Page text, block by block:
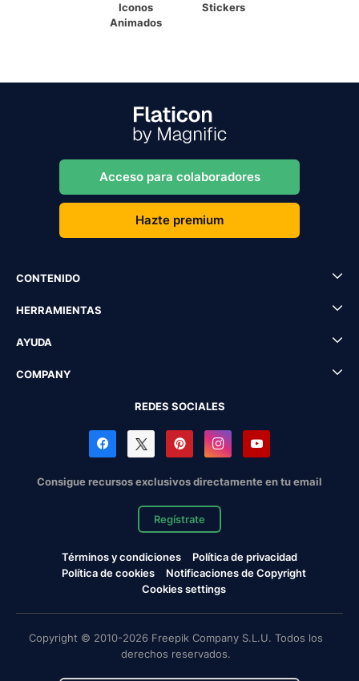
Iconos
Animados
Stickers
Acceso para colaboradores
Hazte premium
CONTENIDO
HERRAMIENTAS
AYUDA
COMPANY
REDES SOCIALES
Consigue recursos exclusivos directamente en tu email
Regístrate
Términos y condiciones
Política de privacidad
Política de cookies
Notificaciones de Copyright
Cookies settings
Copyright © 2010-2026 Freepik Company S.L.U. Todos los
derechos reservados.